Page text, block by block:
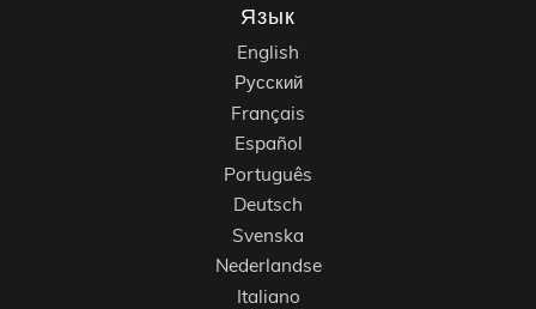
Язык
English
Русский
Français
Español
Português
Deutsch
Svenska
Nederlandse
Italiano